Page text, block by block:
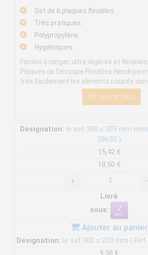
Set de 6 plaques flexibles.
Très pratiques.
Polypropylène.
Hygiéniques.
Faciles à ranger, ultra-légères et
Plaques de Découpe Flexibles Hendi
très facilement les aliments coupés
En savoir plus
Désignation: le set 380 x 305 mm
58655 )
15,42 €
18,50 €
+ -
Livré
sous:
Ajouter au panier
Désignation: le set 300 x 200 mm ( Ref
9,58 €